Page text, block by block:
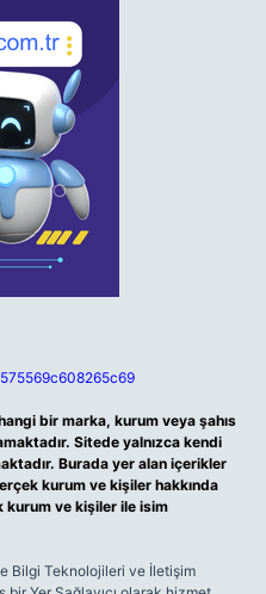
bir marka, kurum veya şahıs
Sitede yalnızca kendi
Burada yer alan içerikler
kurum ve kişiler hakkında
kurum ve kişiler ile isim
Bilgi Teknolojileri ve İletişim